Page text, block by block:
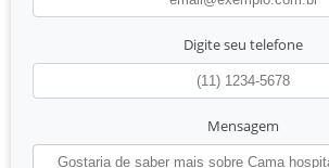
Digite seu telefone
Mensagem